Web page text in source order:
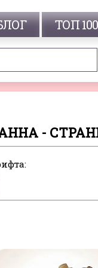
ТОП 100
-